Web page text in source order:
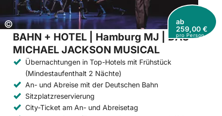
Copyright:
©
ab
259,00 €
pro Person
BAHN + HOTEL | Hamburg MJ | DAS
MICHAEL JACKSON MUSICAL
Übernachtungen in Top-Hotels mit Frühstück
(Mindestaufenthalt 2 Nächte)
An- und Abreise mit der Deutschen Bahn
Sitzplatzreservierung
City-Ticket am An- und Abreisetag